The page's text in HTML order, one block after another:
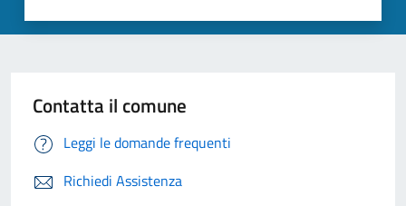
Contatta il comune
Leggi le domande frequenti
Richiedi Assistenza